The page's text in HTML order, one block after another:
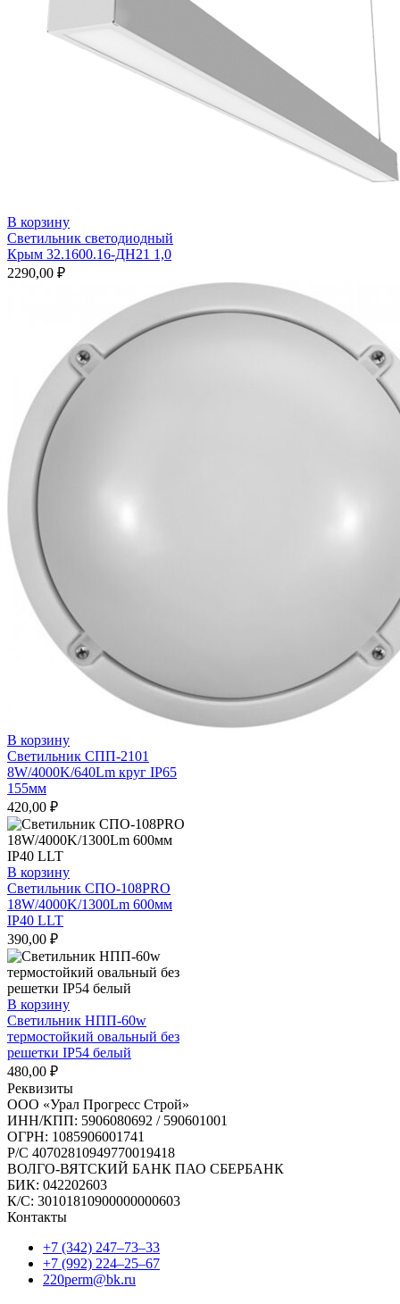
В корзину
Светильник светодиодный
Крым 32.1600.16-ДН21 1,0
2290,00 ₽
В корзину
Светильник СПП-2101
8W/4000K/640Lm круг IP65
155мм
420,00 ₽
В корзину
Светильник СПО-108PRO
18W/4000K/1300Lm 600мм
IP40 LLT
390,00 ₽
В корзину
Светильник НПП-60w
термостойкий овальный без
решетки IP54 белый
480,00 ₽
Реквизиты
ООО «Урал Прогресс Строй»
ИНН/КПП: 5906080692 / 590601001
ОГРН: 1085906001741
Р/C 40702810949770019418
ВОЛГО-ВЯТСКИЙ БАНК ПАО СБЕРБАНК
БИК: 042202603
К/С: 30101810900000000603
Контакты
+7 (342) 247‒73‒33
+7 (992) 224‒25‒67
220perm@bk.ru